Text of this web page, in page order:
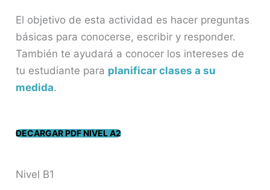
El objetivo de esta actividad es hacer preguntas
básicas para conocerse, escribir y responder.
También te ayudará a conocer los intereses de
tu estudiante para planificar clases a su
medida.
DECARGAR PDF NIVEL A2
Nivel B1